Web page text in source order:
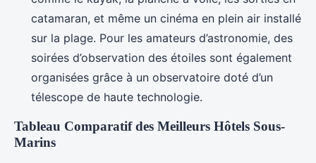
catamaran, et même un cinéma en plein air installé
sur la plage. Pour les amateurs d’astronomie, des
soirées d’observation des étoiles sont également
organisées grâce à un observatoire doté d’un
télescope de haute technologie.
Tableau Comparatif des Meilleurs Hôtels Sous-
Marins